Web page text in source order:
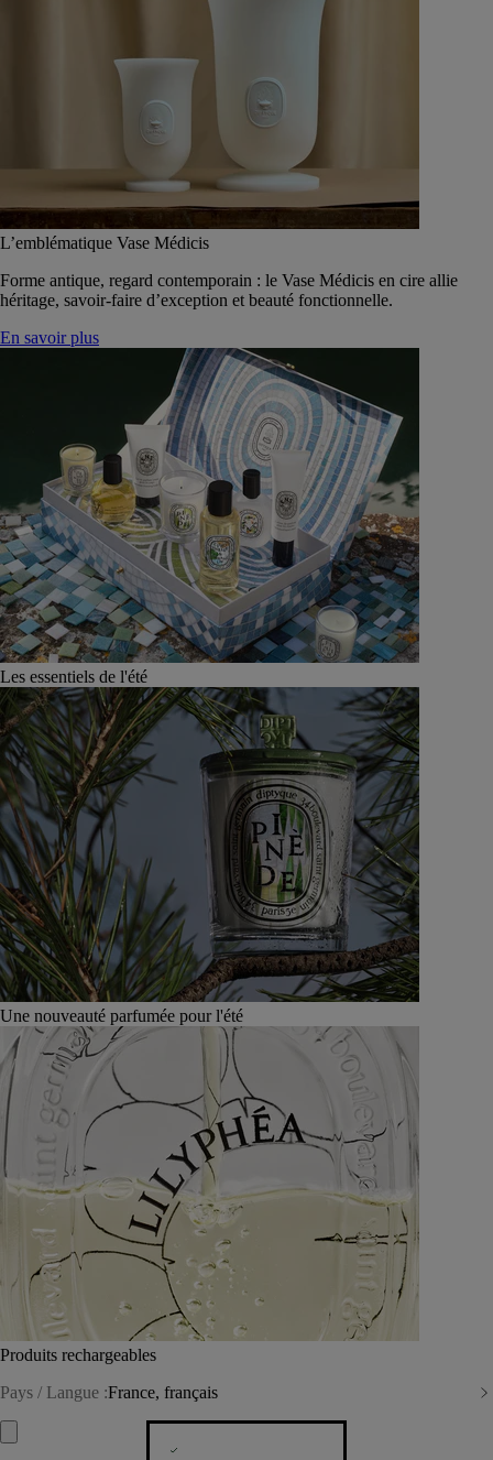
L’emblématique Vase Médicis
Forme antique, regard contemporain : le Vase Médicis en cire allie
héritage, savoir-faire d’exception et beauté fonctionnelle.
En savoir plus
Les essentiels de l'été
Une nouveauté parfumée pour l'été
Produits rechargeables
Pays / Langue :France, français